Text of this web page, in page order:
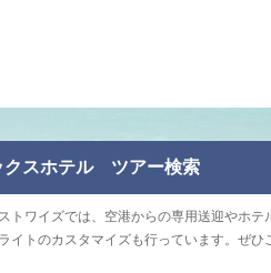
クスホテル ツアー検索
ワイズでは、空港からの専用送迎やホ
トのカスタマイズも行っています。ぜひ